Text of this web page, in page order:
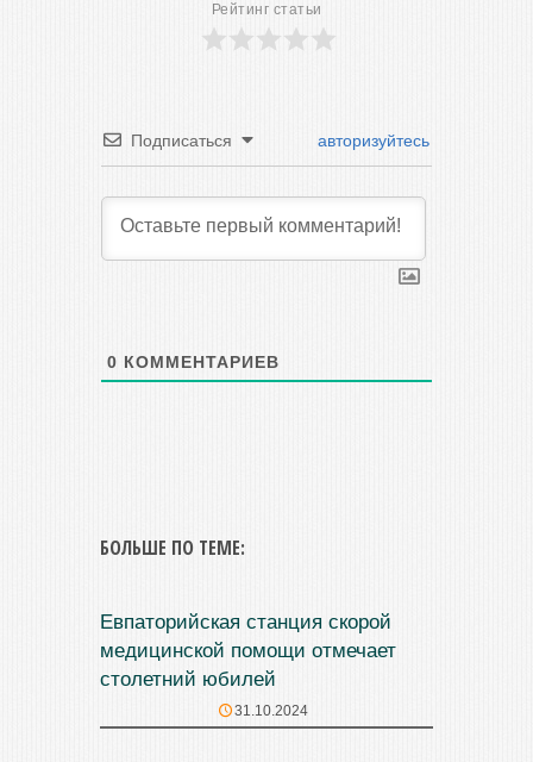
Рейтинг статьи
Подписаться авторизуйтесь
0 КОММЕНТАРИЕВ
БОЛЬШЕ ПО ТЕМЕ:
Евпаторийская станция скорой
медицинской помощи отмечает
столетний юбилей
31.10.2024